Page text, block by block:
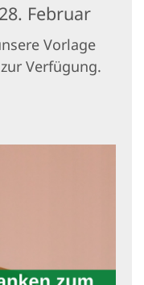
Februar
Vorlage
Verfügung.